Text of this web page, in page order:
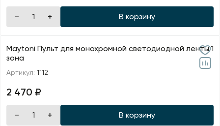
В корзину
Maytoni Пульт для монохромной светодиодной ленты 1
зона
Артикул: 1112
2 470 ₽
В корзину